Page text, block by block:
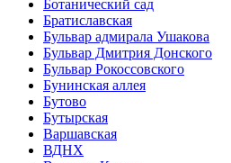
Ботанический сад
Братиславская
Бульвар адмирала Ушакова
Бульвар Дмитрия Донского
Бульвар Рокоссовского
Бунинская аллея
Бутово
Бутырская
Варшавская
ВДНХ